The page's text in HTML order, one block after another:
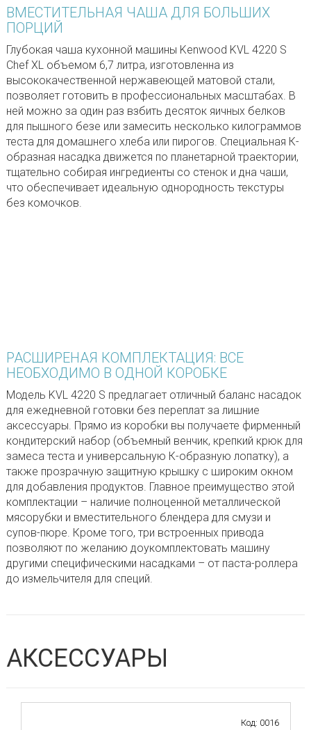
ВМЕСТИТЕЛЬНАЯ ЧАША ДЛЯ БОЛЬШИХ
ПОРЦИЙ
Глубокая чаша кухонной машины Kenwood KVL 4220 S
Chef XL объемом 6,7 литра, изготовленна из
высококачественной нержавеющей матовой стали,
позволяет готовить в профессиональных масштабах. В
ней можно за один раз взбить десяток яичных белков
для пышного безе или замесить несколько килограммов
теста для домашнего хлеба или пирогов. Специальная К-
образная насадка движется по планетарной траектории,
тщательно собирая ингредиенты со стенок и дна чаши,
что обеспечивает идеальную однородность текстуры
без комочков.
РАСШИРЕНАЯ КОМПЛЕКТАЦИЯ: ВСЕ
НЕОБХОДИМО В ОДНОЙ КОРОБКЕ
Модель KVL 4220 S предлагает отличный баланс насадок
для ежедневной готовки без переплат за лишние
аксессуары. Прямо из коробки вы получаете фирменный
кондитерский набор (объемный венчик, крепкий крюк для
замеса теста и универсальную К-образную лопатку), а
также прозрачную защитную крышку с широким окном
для добавления продуктов. Главное преимущество этой
комплектации – наличие полноценной металлической
мясорубки и вместительного блендера для смузи и
супов-пюре. Кроме того, три встроенных привода
позволяют по желанию доукомплектовать машину
другими специфическими насадками – от паста-роллера
до измельчителя для специй.
АКСЕССУАРЫ
Код: 0016